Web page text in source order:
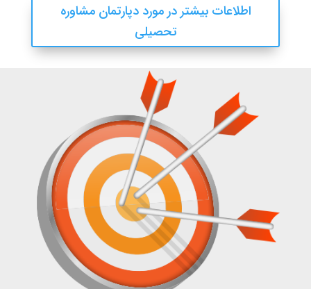
اطلاعات بیشتر در مورد دپارتمان مشاوره
تحصیلی